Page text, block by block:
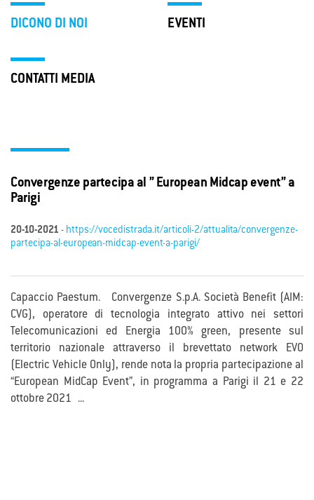
DICONO DI NOI EVENTI
CONTATTI MEDIA
Convergenze partecipa al ” European Midcap event” a
Parigi
20-10-2021 - https://vocedistrada.it/articoli-2/attualita/convergenze-
partecipa-al-european-midcap-event-a-parigi/
Capaccio Paestum. Convergenze S.p.A. Società Benefit (AIM:
CVG), operatore di tecnologia integrato attivo nei settori
Telecomunicazioni ed Energia 100% green, presente sul
territorio nazionale attraverso il brevettato network EVO
(Electric Vehicle Only), rende nota la propria partecipazione al
“European MidCap Event”, in programma a Parigi il 21 e 22
ottobre 2021 ...